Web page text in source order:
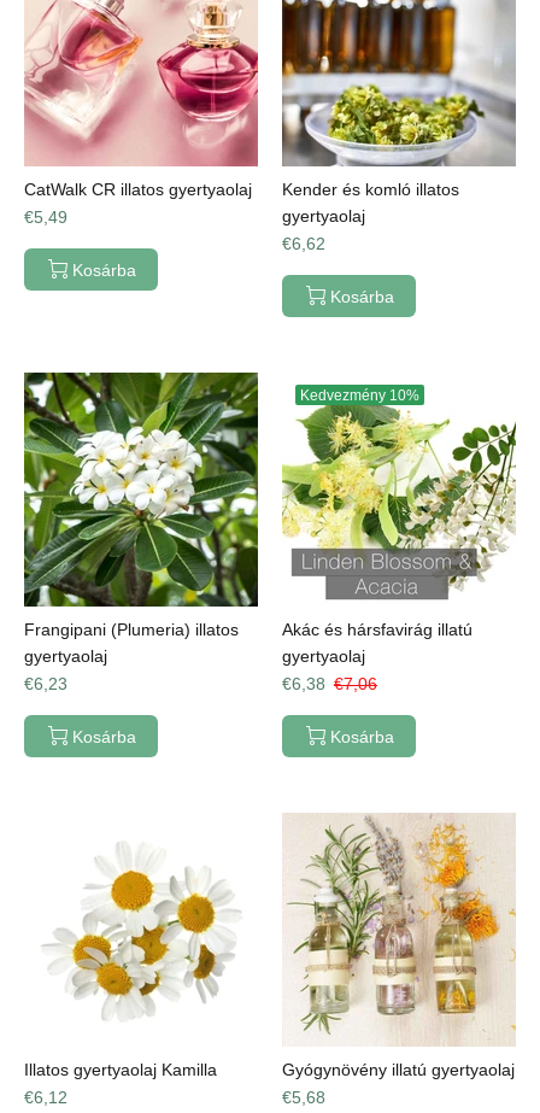
CatWalk CR illatos gyertyaolaj
€5,49
Kosárba
Kender és komló illatos
gyertyaolaj
€6,62
Kosárba
Frangipani (Plumeria) illatos
gyertyaolaj
€6,23
Kosárba
Kedvezmény 10%
Akác és hársfavirág illatú
gyertyaolaj
€6,38 €7,06
Kosárba
Illatos gyertyaolaj Kamilla
€6,12
Gyógynövény illatú gyertyaolaj
€5,68